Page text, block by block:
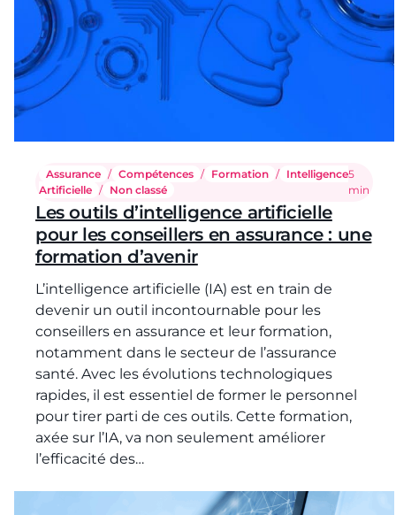
Assurance / Compétences / Formation / Intelligence
Artificielle / Non classé
Temps
5
min
Les outils d’intelligence artificielle
pour les conseillers en assurance : une
formation d’avenir
L’intelligence artificielle (IA) est en train de
devenir un outil incontournable pour les
conseillers en assurance et leur formation,
notamment dans le secteur de l’assurance
santé. Avec les évolutions technologiques
rapides, il est essentiel de former le personnel
pour tirer parti de ces outils. Cette formation,
axée sur l’IA, va non seulement améliorer
l’efficacité des…